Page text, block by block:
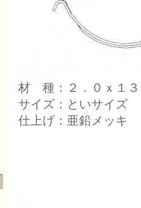
材 種：２．０ｘ１
サイズ：といサイ
仕上げ：亜鉛メッキ